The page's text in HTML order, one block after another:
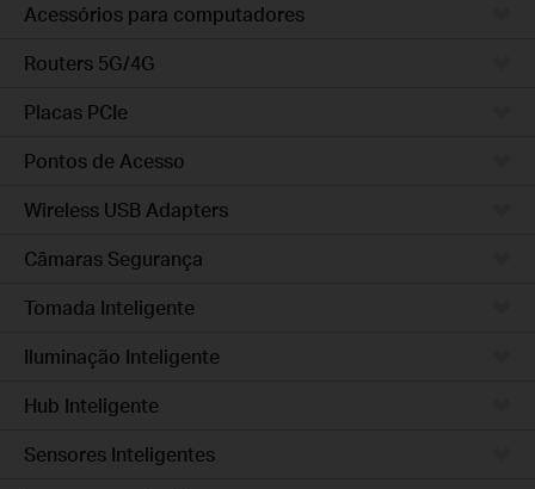
Acessórios para computadores
Routers 5G/4G
Placas PCIe
Pontos de Acesso
Wireless USB Adapters
Câmaras Segurança
Tomada Inteligente
Iluminação Inteligente
Hub Inteligente
Sensores Inteligentes